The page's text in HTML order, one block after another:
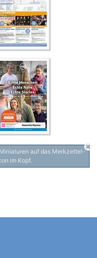
auf das Merkzettel-
im Kopf.